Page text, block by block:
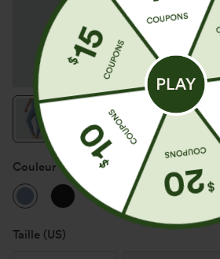
Couleur Whale Blue
Taille (US)